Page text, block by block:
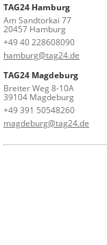
TAG24 Hamburg
Am Sandtorkai 77
20457 Hamburg
+49 40 228608090
hamburg@tag24.de
TAG24 Magdeburg
Breiter Weg 8-10A
39104 Magdeburg
+49 391 50548260
magdeburg@tag24.de